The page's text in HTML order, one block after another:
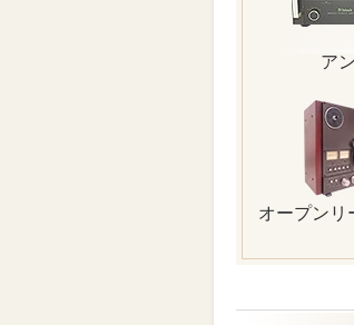
ア
オープンリ